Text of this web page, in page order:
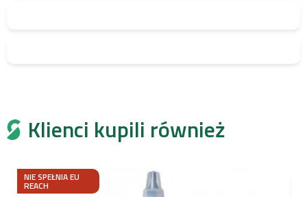
Klienci kupili również
NIE SPEŁNIA EU
REACH